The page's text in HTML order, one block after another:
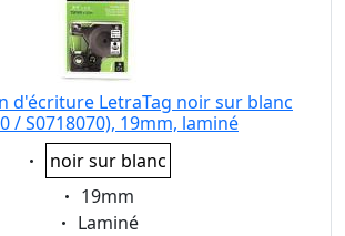
d'écriture LetraTag noir sur blanc
/ S0718070), 19mm, laminé
Eigenschaft:
noir sur blanc
Eigenschaft:
19mm
Eigenschaft:
Laminé